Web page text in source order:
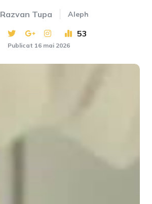
Razvan Tupa Aleph
53
Publicat 16 mai 2026